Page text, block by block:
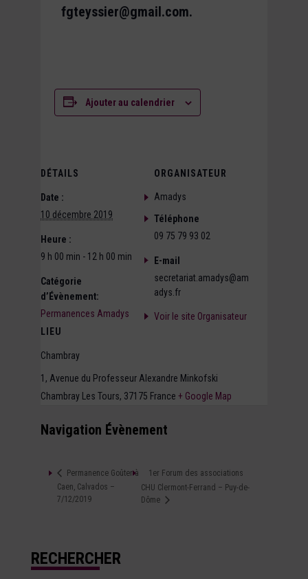
fgteyssier@gmail.com.
Ajouter au calendrier
DÉTAILS
Date :
10 décembre 2019
Heure :
9 h 00 min - 12 h 00 min
Catégorie
d’Évènement:
Permanences Amadys
LIEU
Chambray
1, Avenue du Professeur Alexandre Minkofski
Chambray Les Tours, 37175 France + Google Map
ORGANISATEUR
Amadys
Téléphone
09 75 79 93 02
E-mail
secretariat.amadys@am
adys.fr
Voir le site Organisateur
Navigation Évènement
Permanence Goûter à
Caen, Calvados –
7/12/2019
1er Forum des associations
CHU Clermont-Ferrand – Puy-de-
Dôme
RECHERCHER